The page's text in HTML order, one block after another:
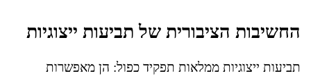
החשיבות הציבורית של תביעות ייצוגיות
תביעות ייצוגיות ממלאות תפקיד כפול: הן מאפשרות